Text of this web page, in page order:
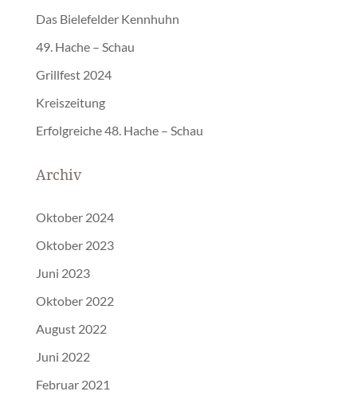
Das Bielefelder Kennhuhn
49. Hache – Schau
Grillfest 2024
Kreiszeitung
Erfolgreiche 48. Hache – Schau
Archiv
Oktober 2024
Oktober 2023
Juni 2023
Oktober 2022
August 2022
Juni 2022
Februar 2021